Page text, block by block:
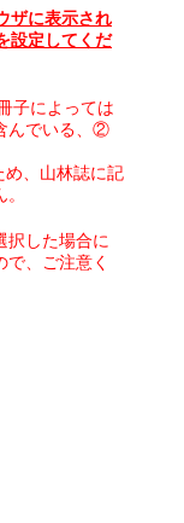
ザに表示され
設定してくだ
子によっては
んでいる、②
、山林誌に記
択した場合に
、ご注意く